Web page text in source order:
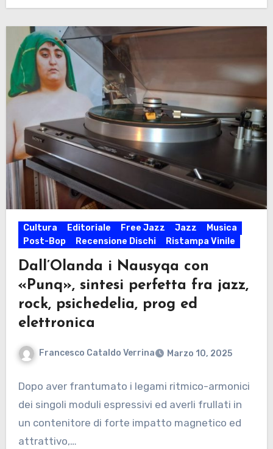
Cultura Editoriale Free Jazz Jazz
Musica
Post-Bop
Recensione Dischi Ristampa Vinile
Dall’Olanda i Nausyqa con
«Punq», sintesi perfetta fra jazz,
rock, psichedelia, prog ed
elettronica
Francesco Cataldo Verrina Marzo 10, 2025
Dopo aver frantumato i legami ritmico-armonici
dei singoli moduli espressivi ed averli frullati in
un contenitore di forte impatto magnetico ed
attrattivo,…